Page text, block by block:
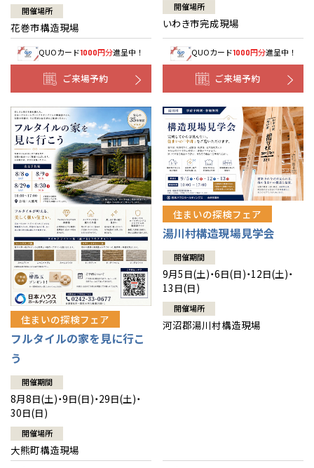
開催場所
花巻市構造現場
QUOカード1000円分進呈中！
ご来場予約
開催場所
いわき市完成現場
QUOカード1000円分進呈中！
ご来場予約
住まいの探検フェア
フルタイルの家を見に行こ
う
開催期間
8月8日(土)・9日(日)・29日(土)・
30日(日)
開催場所
大熊町構造現場
住まいの探検フェア
湯川村構造現場見学会
開催期間
9月5日(土)・6日(日)・12日(土)・
13日(日)
開催場所
河沼郡湯川村構造現場